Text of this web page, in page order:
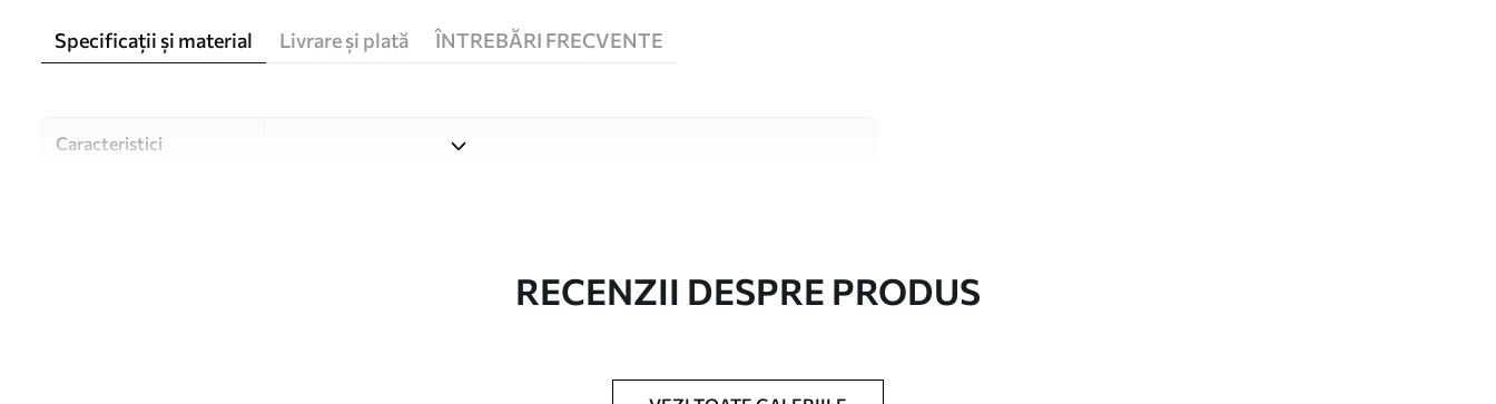
Specificații și material Livrare și plată ÎNTREBĂRI FRECVENTE
Caracteristici
RECENZII DESPRE PRODUS